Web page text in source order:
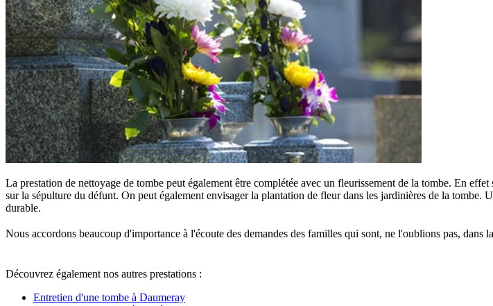
La prestation de nettoyage de tombe peut également être complétée avec un fleurissement de la tombe. En
sur la sépulture du défunt. On peut également envisager la plantation de fleur dans les jardinières de la
durable.
Nous accordons beaucoup d'importance à l'écoute des demandes des familles qui sont, ne l'oublions pas, dans
Découvrez également nos autres prestations :
Entretien d'une tombe à Daumeray